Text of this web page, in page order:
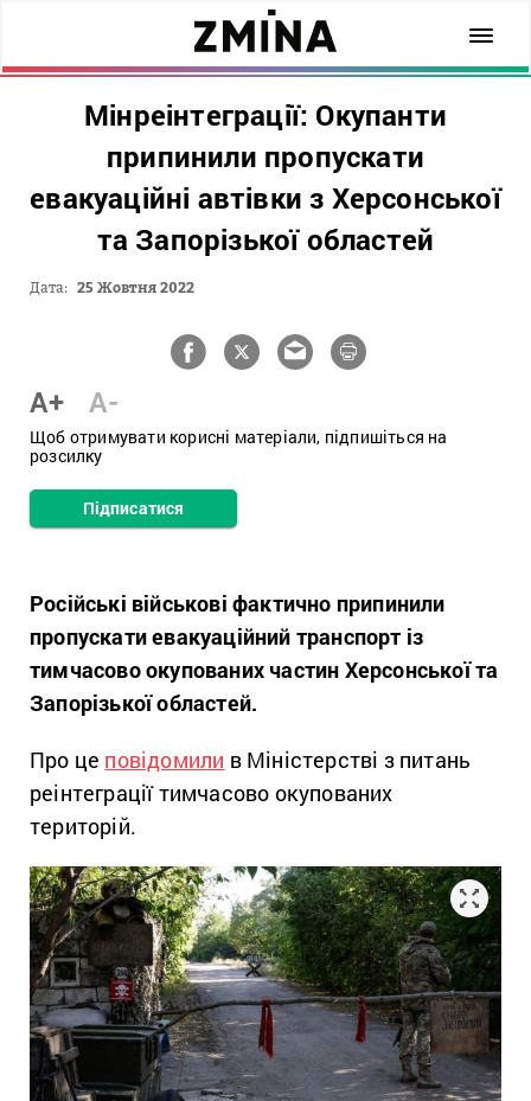
Мінреінтеграції: Окупанти
припинили пропускати
евакуаційні автівки з Херсонської
та Запорізької областей
Дата: 25 Жовтня 2022
A+ A-
Щоб отримувати корисні матеріали, підпишіться на
розсилку
Підписатися
Російські військові фактично припинили
пропускати евакуаційний транспорт із
тимчасово окупованих частин Херсонської та
Запорізької областей.
Про це повідомили в Міністерстві з питань
реінтеграції тимчасово окупованих
територій.